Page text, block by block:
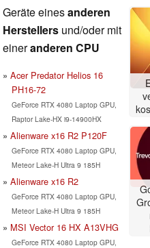
Geräte einesanderen
Herstellers und/oder mit
eineranderen CPU
Acer Predator Helios 16
PH16-72
GeForce RTX 4080 Laptop GPU,
Raptor Lake-HX i9-14900HX
Alienware x16 R2 P120F
GeForce RTX 4080 Laptop GPU,
Meteor Lake-H Ultra 9 185H
Alienware x16 R2
GeForce RTX 4080 Laptop GPU,
Meteor Lake-H Ultra 9 185H
MSI Vector 16 HX A13VHG
GeForce RTX 4080 Laptop GPU,